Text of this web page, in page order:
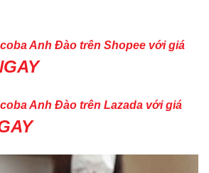
Anh Đào trên Shopee với giá
Anh Đào trên Lazada với giá